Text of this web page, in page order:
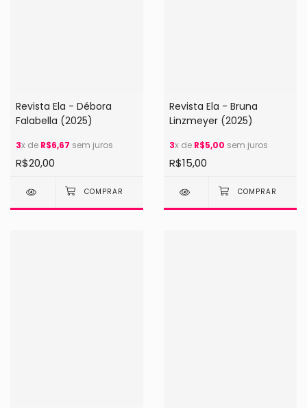
Revista Ela - Débora
Falabella (2025)
3x de R$6,67 sem juros
R$20,00
Revista Ela - Bruna
Linzmeyer (2025)
3x de R$5,00 sem juros
R$15,00